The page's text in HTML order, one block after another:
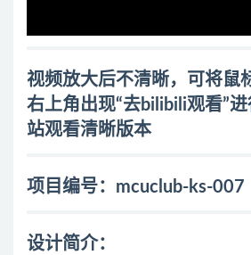
视频放大后不清晰，可将鼠
右上角出现“去bilibili观看”
站观看清晰版本
项目编号：mcuclub-ks-007
设计简介：